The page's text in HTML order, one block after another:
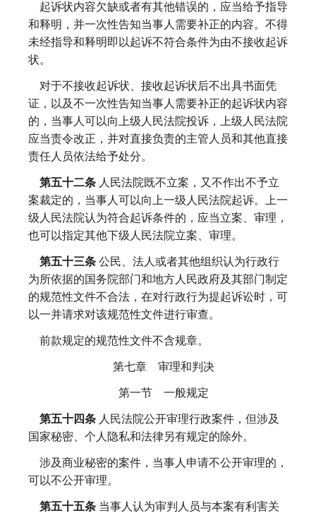
起诉状内容欠缺或者有其他错误的，应当给予指导
和释明，并一次性告知当事人需要补正的内容。不得
未经指导和释明即以起诉不符合条件为由不接收起诉
状。
对于不接收起诉状、接收起诉状后不出具书面凭
证，以及不一次性告知当事人需要补正的起诉状内容
的，当事人可以向上级人民法院投诉，上级人民法院
应当责令改正，并对直接负责的主管人员和其他直接
责任人员依法给予处分。
第五十二条 人民法院既不立案，又不作出不予立
案裁定的，当事人可以向上一级人民法院起诉。上一
级人民法院认为符合起诉条件的，应当立案、审理，
也可以指定其他下级人民法院立案、审理。
第五十三条 公民、法人或者其他组织认为行政行
为所依据的国务院部门和地方人民政府及其部门制定
的规范性文件不合法，在对行政行为提起诉讼时，可
以一并请求对该规范性文件进行审查。
前款规定的规范性文件不含规章。
第七章 审理和判决
第一节 一般规定
第五十四条 人民法院公开审理行政案件，但涉及
国家秘密、个人隐私和法律另有规定的除外。
涉及商业秘密的案件，当事人申请不公开审理的，
可以不公开审理。
第五十五条 当事人认为审判人员与本案有利害关